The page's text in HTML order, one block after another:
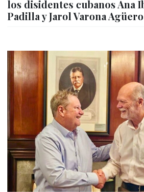
los disidentes cubanos Ana
Padilla y Jarol Varona Agüero